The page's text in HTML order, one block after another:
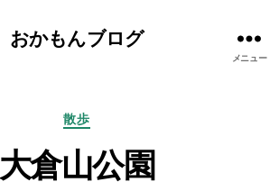
おかもんブログ
メニュー
カ
ゴ
リ
散歩
大倉山公園